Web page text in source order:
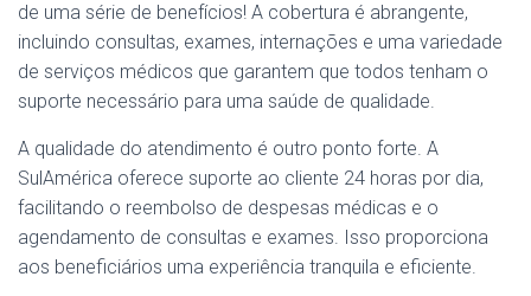
de uma série de benefícios! A cobertura é abrangente,
incluindo consultas, exames, internações e uma variedade
de serviços médicos que garantem que todos tenham o
suporte necessário para uma saúde de qualidade.
A qualidade do atendimento é outro ponto forte. A
SulAmérica oferece suporte ao cliente 24 horas por dia,
facilitando o reembolso de despesas médicas e o
agendamento de consultas e exames. Isso proporciona
aos beneficiários uma experiência tranquila e eficiente.